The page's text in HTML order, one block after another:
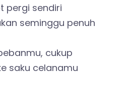
pergi sendiri
seminggu penuh
cukup
saku celanamu